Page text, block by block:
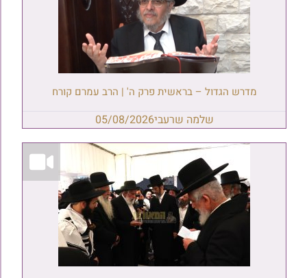
מדרש הגדול – בראשית פרק ה' | הרב עמרם קורח
שלמה שרעבי05/08/2026